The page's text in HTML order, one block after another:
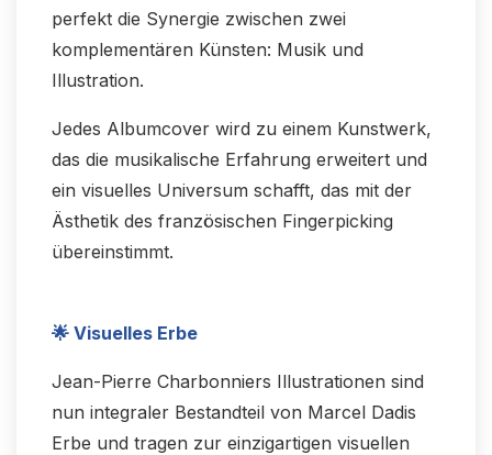
perfekt die Synergie zwischen zwei
komplementären Künsten: Musik und
Illustration.
Jedes Albumcover wird zu einem Kunstwerk,
das die musikalische Erfahrung erweitert und
ein visuelles Universum schafft, das mit der
Ästhetik des französischen Fingerpicking
übereinstimmt.
🌟 Visuelles Erbe
Jean-Pierre Charbonniers Illustrationen sind
nun integraler Bestandteil von Marcel Dadis
Erbe und tragen zur einzigartigen visuellen